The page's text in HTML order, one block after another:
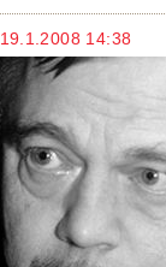
19.1.2008 14:38